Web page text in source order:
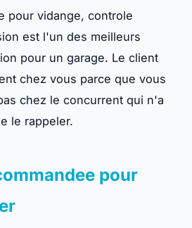
pour vidange, controle
est l'un des meilleurs
pour un garage. Le client
chez vous parce que vous
chez le concurrent qui n'a
le rappeler.
pour